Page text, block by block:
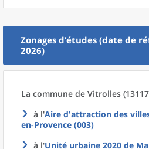
Zonages d’études (date de
2026)
La commune de Vitrolles
à l'Aire d'attraction des
en-Provence (003)
à l'Unité urbaine 2020 de